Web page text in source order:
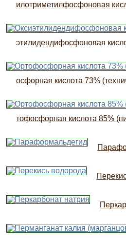
илотриметилфосфоновая
этилидендифосфоновая
осфорная кислота 73%
тофосфорная кислота 85%